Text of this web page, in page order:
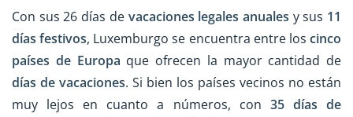
Con sus 26 días de vacaciones legales anuales y sus 11
días festivos, Luxemburgo se encuentra entre loscinco
países de Europa que ofrecen la mayor cantidad de
días de vacaciones. Si bien los países vecinos no están
muy lejos en cuanto a números, con 35 días de